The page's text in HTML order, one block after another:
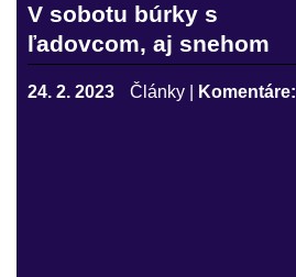
V sobotu búrky s
ľadovcom, aj snehom
24. 2. 2023 Články Komentáre: